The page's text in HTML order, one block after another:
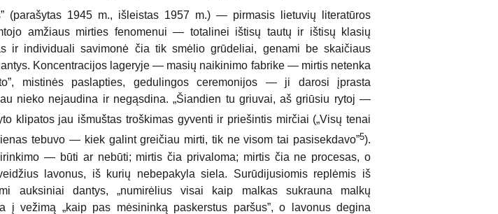
(parašytas 1945 m., išleistas 1957 m.) — pirmasis lietuvių literatūros
amžiaus mirties fenomenui — totalinei ištisų tautų ir ištisų klasių
ir individuali savimonė čia tik smėlio grūdeliai, genami be skaičiaus
Koncentracijos lageryje — masių naikinimo fabrike — mirtis netenka
mistinės paslapties, gedulingos ceremonijos — ji darosi įprasta
nieko nejaudina ir negąsdina. „Šiandien tu griuvai, aš griūsiu rytoj —
klipatos jau išmuštas troškimas gyventi ir priešintis mirčiai („Visų tenai
tebuvo — kiek galint greičiau mirti, tik ne visom tai pasisekdavo”5).
— būti ar nebūti; mirtis čia privaloma; mirtis čia ne procesas, o
lavonus, iš kurių nebepakyla siela. Surūdijusiomis replėmis iš
auksiniai dantys, „numirėlius visai kaip malkas sukrauna malkų
į vežimą „kaip pas mėsininką paskerstus paršus”, o lavonus degina